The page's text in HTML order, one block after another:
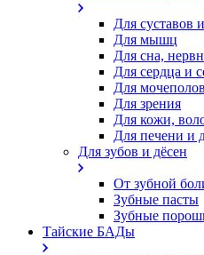
Для суставов
Для мышц
Для сна,
Для сердца и
Для
Для зрения
Для кожи,
Для печени и
Для зубов и дёсен
От зубной
Зубные пасты
Зубные
Тайские БАДы